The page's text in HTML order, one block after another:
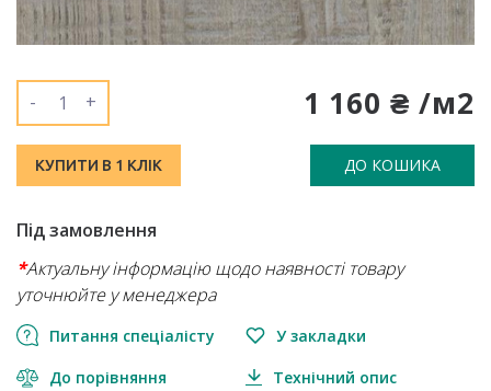
1 160 ₴ /м2
- +
КУПИТИ В 1 КЛІК ДО КОШИКА
Під замовлення
*Актуальну інформацію щодо наявності товару
уточнюйте у менеджера
Питання спеціалісту У закладки
До порівняння Технічний опис